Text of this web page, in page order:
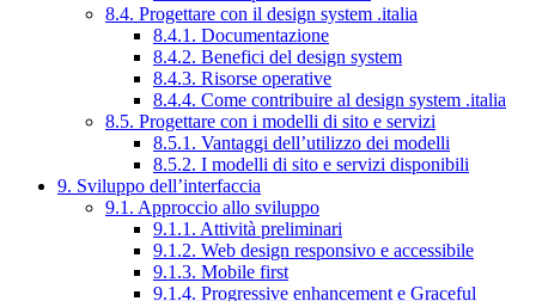
8.4. Progettare con il design system .italia
8.4.1. Documentazione
8.4.2. Benefici del design system
8.4.3. Risorse operative
8.4.4. Come contribuire al design system .italia
8.5. Progettare con i modelli di sito e servizi
8.5.1. Vantaggi dell’utilizzo dei modelli
8.5.2. I modelli di sito e servizi disponibili
9. Sviluppo dell’interfaccia
9.1. Approccio allo sviluppo
9.1.1. Attività preliminari
9.1.2. Web design responsivo e accessibile
9.1.3. Mobile first
9.1.4. Progressive enhancement e Graceful